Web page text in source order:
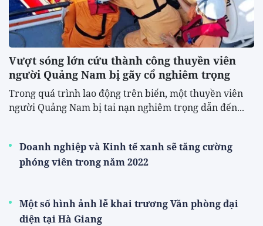
Vượt sóng lớn cứu thành công thuyền viên
người Quảng Nam bị gãy cổ nghiêm trọng
Trong quá trình lao động trên biển, một thuyền viên
người Quảng Nam bị tai nạn nghiêm trọng dẫn đến...
Doanh nghiệp và Kinh tế xanh sẽ tăng cường
phóng viên trong năm 2022
Một số hình ảnh lễ khai trương Văn phòng đại
diện tại Hà Giang